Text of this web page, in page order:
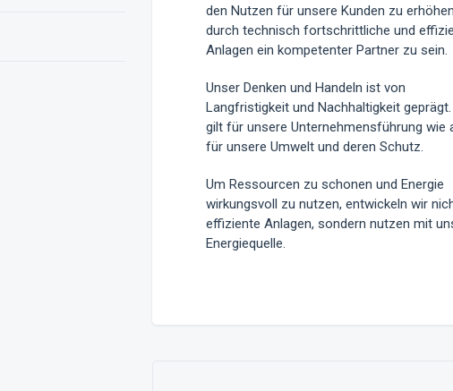
den Nutzen für unsere Kunden zu
durch technisch fortschrittliche und
Anlagen ein kompetenter Partner zu sein.
Unser Denken und Handeln ist von
Langfristigkeit und Nachhaltigkeit geprägt.
gilt für unsere Unternehmensführung wie
für unsere Umwelt und deren Schutz.
Um Ressourcen zu schonen und Energie
wirkungsvoll zu nutzen, entwickeln wir
effiziente Anlagen, sondern nutzen mit
Energiequelle.